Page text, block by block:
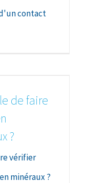
contact
de faire
?
vérifier
minéraux ?